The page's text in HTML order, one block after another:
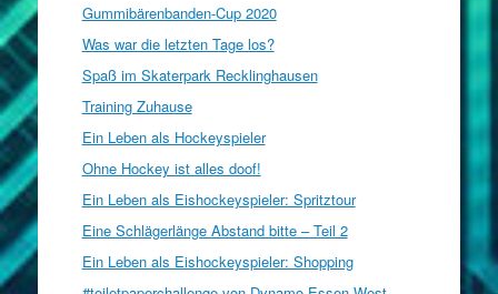
Gummibärenbanden-Cup 2020
Was war die letzten Tage los?
Spaß im Skaterpark Recklinghausen
Training Zuhause
Ein Leben als Hockeyspieler
Ohne Hockey ist alles doof!
Ein Leben als Eishockeyspieler: Spritztour
Eine Schlägerlänge Abstand bitte – Teil 2
Ein Leben als Eishockeyspieler: Shopping